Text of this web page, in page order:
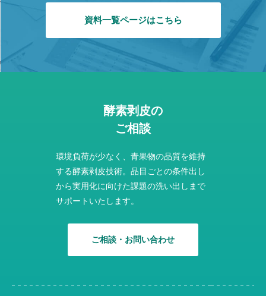
資料一覧ページはこちら
酵素剥皮の
ご相談
環境負荷が少なく、青果物の品質を維持
する酵素剥皮技術。品目ごとの条件出し
から実用化に向けた課題の洗い出しまで
サポートいたします。
ご相談・お問い合わせ